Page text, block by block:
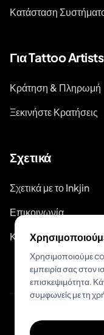
Κατάσταση
Για Tattoo Artists
Κράτηση & Πληρωμή
Ξεκινήστε Κρατήσεις
Σχετικά
Σχετικά με το Inkjin
Επικοινωνία
Κιτ Επωνυμίας
Χρησιμοποιούμε
εμπειρία σας στον
επισκεψιμότητα.
συμφωνείς με τη